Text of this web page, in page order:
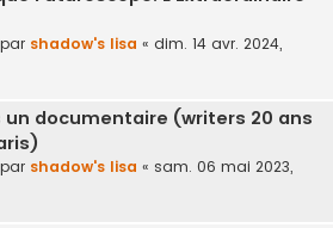
shadow's lisa « dim. 14 avr. 2024,
un documentaire (writers 20 ans
shadow's lisa « sam. 06 mai 2023,